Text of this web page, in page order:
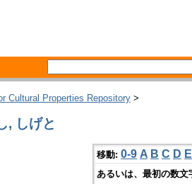
Cultural Properties Repository >
, しげと
移動: 0-9 A B C D E
あるいは、最初の数文